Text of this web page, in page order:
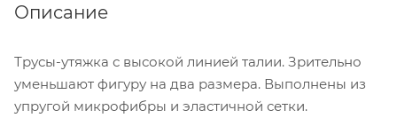
Описание
Трусы-утяжка с высокой линией талии. Зрительно
уменьшают фигуру на два размера. Выполнены из
упругой микрофибры и эластичной сетки.